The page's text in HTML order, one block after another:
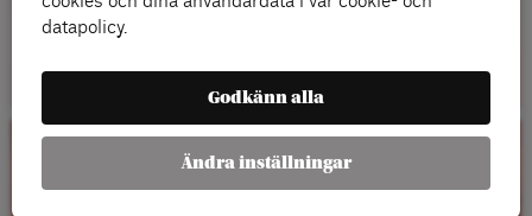
Kalender
datapolicy.
Godkänn alla
Ändra inställningar